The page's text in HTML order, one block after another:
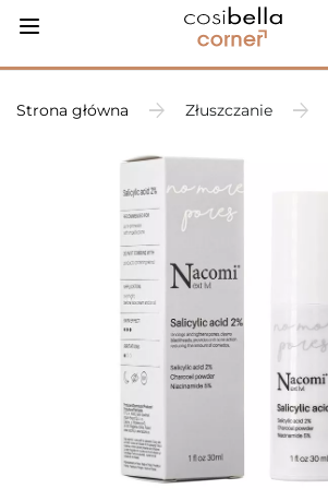
Strona główna Złuszczanie